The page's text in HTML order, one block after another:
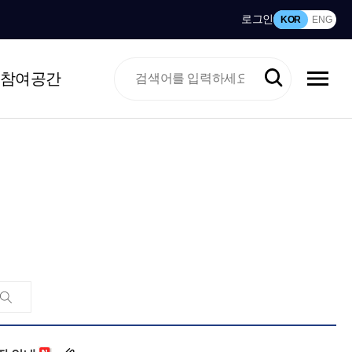
로그인 KOR ENG
참여공간